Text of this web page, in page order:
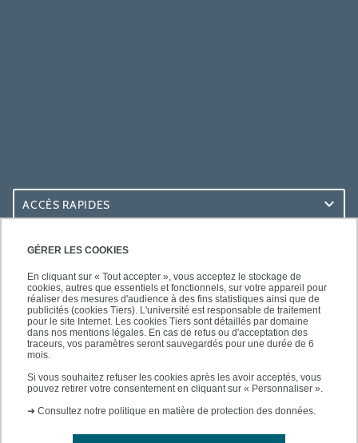
GÉRER LES COOKIES
En cliquant sur « Tout accepter », vous acceptez le stockage de
cookies, autres que essentiels et fonctionnels, sur votre appareil pour
réaliser des mesures d'audience à des fins statistiques ainsi que de
publicités (cookies Tiers). L'université est responsable de traitement
pour le site Internet. Les cookies Tiers sont détaillés par domaine
dans nos mentions légales. En cas de refus ou d'acceptation des
traceurs, vos paramètres seront sauvegardés pour une durée de 6
mois.
Si vous souhaitez refuser les cookies après les avoir acceptés, vous
pouvez retirer votre consentement en cliquant sur « Personnaliser ».
➜ Consultez notre politique en matière de protection des données.
ACCÈS RAPIDES
ACCÈS PRATIQUES
SUIVEZ-NOUS